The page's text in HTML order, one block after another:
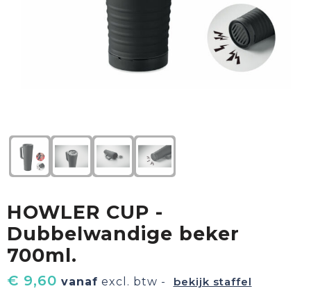
Kinderen, Peuters & Baby's
Vrije tijd en Strand
HOWLER CUP -
Dubbelwandige beker
700ml.
€ 9,60 vanaf excl. btw - bekijk staffel